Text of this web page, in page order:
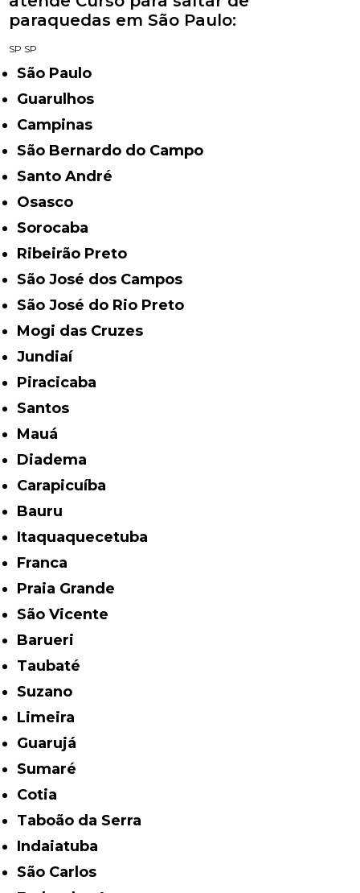
paraquedas em São Paulo:
SP SP
São Paulo
Guarulhos
Campinas
São Bernardo do Campo
Santo André
Osasco
Sorocaba
Ribeirão Preto
São José dos Campos
São José do Rio Preto
Mogi das Cruzes
Jundiaí
Piracicaba
Santos
Mauá
Diadema
Carapicuíba
Bauru
Itaquaquecetuba
Franca
Praia Grande
São Vicente
Barueri
Taubaté
Suzano
Limeira
Guarujá
Sumaré
Cotia
Taboão da Serra
Indaiatuba
São Carlos